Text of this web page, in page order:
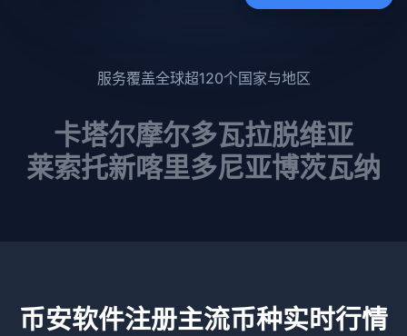
服务覆盖全球超120个国家与地区
卡塔尔摩尔多瓦拉脱维亚
莱索托新喀里多尼亚博茨瓦纳
币安软件注册主流币种实时行情